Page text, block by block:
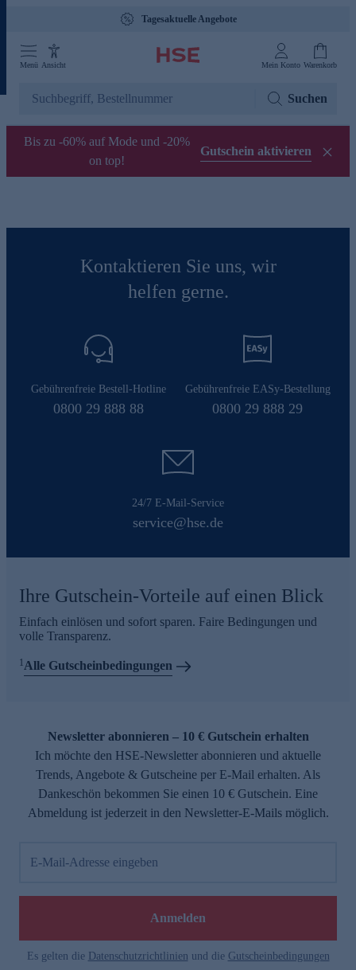
Tagesaktuelle Angebote
Menü Ansicht Mein Konto Warenkorb
Suchen
Bis zu -60% auf Mode und -20%
on top!
Gutschein aktivieren
Kontaktieren Sie uns, wir
helfen gerne.
Gebührenfreie Bestell-Hotline
0800 29 888 88
Gebührenfreie EASy-Bestellung
0800 29 888 29
24/7 E-Mail-Service
service@hse.de
Ihre Gutschein-Vorteile auf einen Blick
Einfach einlösen und sofort sparen. Faire Bedingungen und
volle Transparenz.
1Alle Gutscheinbedingungen
Newsletter abonnieren – 10 € Gutschein erhalten
Ich möchte den HSE-Newsletter abonnieren und aktuelle
Trends, Angebote & Gutscheine per E-Mail erhalten. Als
Dankeschön bekommen Sie einen 10 € Gutschein. Eine
Abmeldung ist jederzeit in den Newsletter-E-Mails möglich.
E-Mail-Adresse eingeben
Anmelden
Es gelten die Datenschutzrichtlinien und die Gutscheinbedingungen